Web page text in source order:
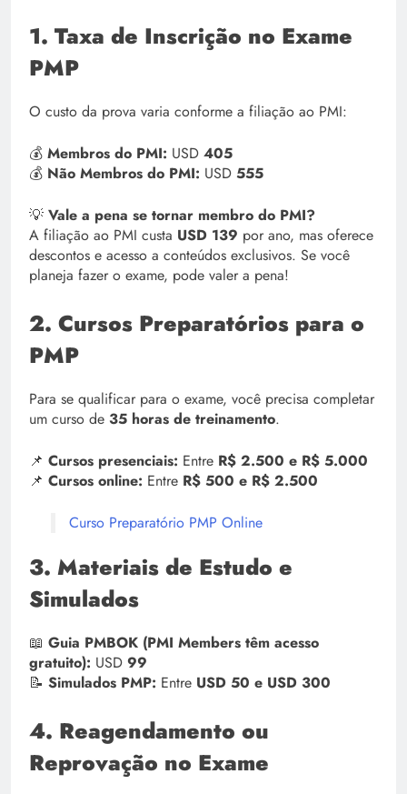
1. Taxa de Inscrição no Exame
PMP
O custo da prova varia conforme a filiação ao PMI:
💰 Membros do PMI: USD 405
💰 Não Membros do PMI: USD 555
💡 Vale a pena se tornar membro do PMI?
A filiação ao PMI custa USD 139 por ano, mas oferece
descontos e acesso a conteúdos exclusivos. Se você
planeja fazer o exame, pode valer a pena!
2. Cursos Preparatórios para o
PMP
Para se qualificar para o exame, você precisa completar
um curso de 35 horas de treinamento.
📌 Cursos presenciais: Entre R$ 2.500 e R$ 5.000
📌 Cursos online: Entre R$ 500 e R$ 2.500
Curso Preparatório PMP Online
3. Materiais de Estudo e
Simulados
📖 Guia PMBOK (PMI Members têm acesso
gratuito): USD 99
📝 Simulados PMP: Entre USD 50 e USD 300
4. Reagendamento ou
Reprovação no Exame